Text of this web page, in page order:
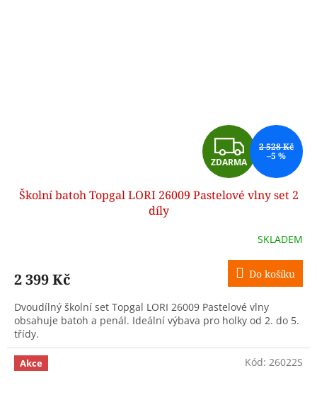
Z
D
A
R
M
A
ZDARMA
2 528 Kč
–5 %
Školní batoh Topgal LORI 26009 Pastelové vlny set 2
díly
SKLADEM
2 399 Kč Do košíku
Dvoudílný školní set Topgal LORI 26009 Pastelové vlny
obsahuje batoh a penál. Ideální výbava pro holky od 2. do 5.
třídy.
Akce Kód: 26022S